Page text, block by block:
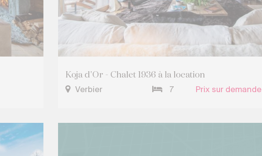
Koja d'Or - Chalet 1936 à la location
Verbier 7 Prix sur demande